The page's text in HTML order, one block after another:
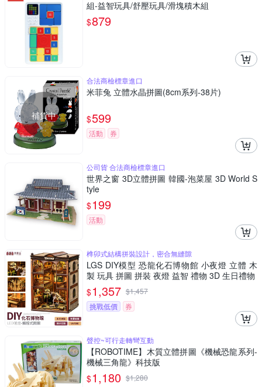
組-益智玩具/舒壓玩具/滑塊積木組
$879
補貨中
合法商檢標章進口
米菲兔 立體水晶拼圖(8cm系列-38片)
$599
活動 券
公司貨 合法商檢標章進口
世界之窗 3D立體拼圖 韓國-泡菜屋 3D World S
tyle
$199
活動
榫卯式結構拼裝設計，密合無縫隙
LGS DIY模型 恐龍化石博物館 小夜燈 立體 木
製 玩具 拼圖 拼裝 夜燈 益智 禮物 3D 生日禮物
$1,357 $1,457
挑戰低價
券
聲控~可行走轉彎互動
【ROBOTIME】木質立體拼圖《機械恐龍系列-
機械三角龍》科技版
$1,180 $1,280